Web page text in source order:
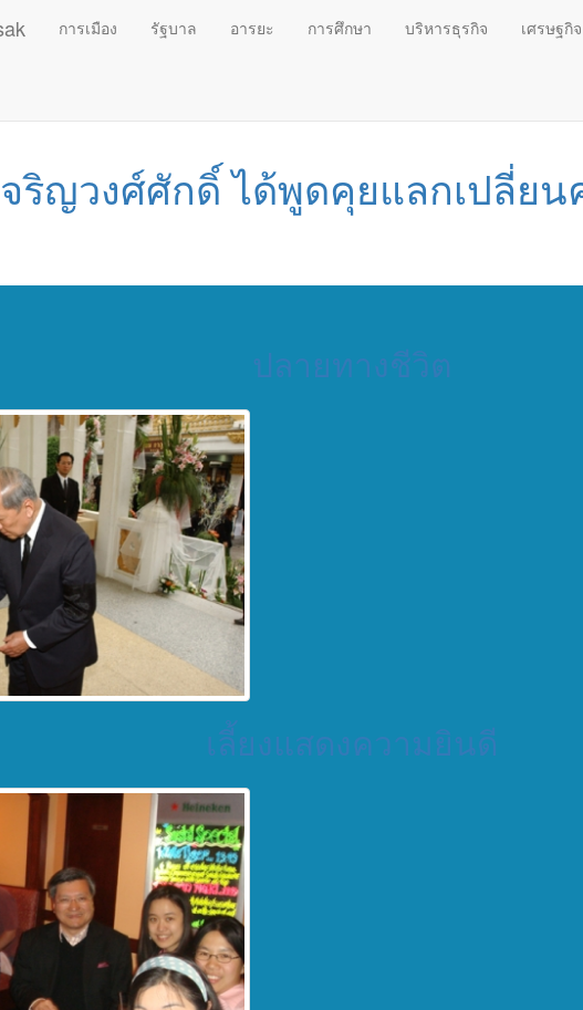
การเมือง รัฐบาล อารยะ การศึกษา บริหารธุรกิจ เศรษฐกิจ
จริญวงศ์ศักดิ์ ได้พูดคุยแลกเปลี่ย
ปลายทางชีวิต
เลี้ยงแสดงความยินดี